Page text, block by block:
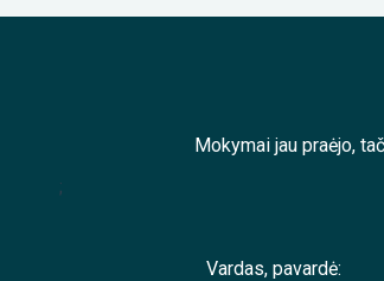
Mokymai jau praėjo,
;
Vardas, pavardė: